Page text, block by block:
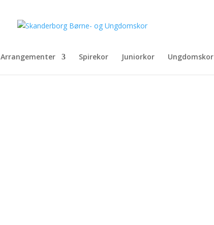
Arrangementer Spirekor Juniorkor Ungdomskor